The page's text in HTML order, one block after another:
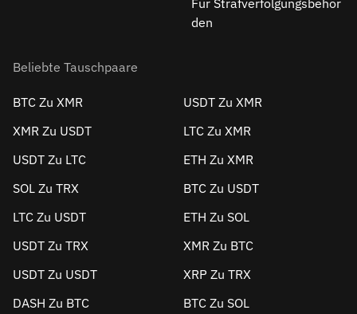
Für Strafverfolgungsbehör
den
Beliebte Tauschpaare
BTC Zu XMR
USDT Zu XMR
XMR Zu USDT
LTC Zu XMR
USDT Zu LTC
ETH Zu XMR
SOL Zu TRX
BTC Zu USDT
LTC Zu USDT
ETH Zu SOL
USDT Zu TRX
XMR Zu BTC
USDT Zu USDT
XRP Zu TRX
DASH Zu BTC
BTC Zu SOL